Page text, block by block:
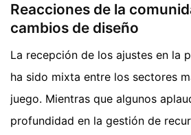
Reacciones de la
cambios de diseño
La recepción de los ajustes en la
ha sido mixta entre los sectores
juego. Mientras que algunos
profundidad en la gestión de